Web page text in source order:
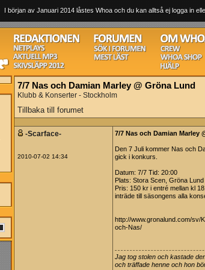
I början av Januari 2014 låstes Whoa och du kan alltså ej logga in
7/7 Nas och Damian Marley @ Gröna Lund
Klubb & Konserter - Stockholm
Tillbaka till forumet
-Scarface-
2010-07-02 14:34
7/7 Nas och Damian Marley
Den 7 Juli kommer Nas och
gick i konkurs.
Datum: 7/7 Tid: 20:00
Plats: Stora Scen, Gröna Lund
Pris: 150 kr i entré mellan kl
inträde till säsongens alla
http://www.gronalund.com/sv/
och-Nas/
Jag tog stolen och kastade
och träffade henne och hon